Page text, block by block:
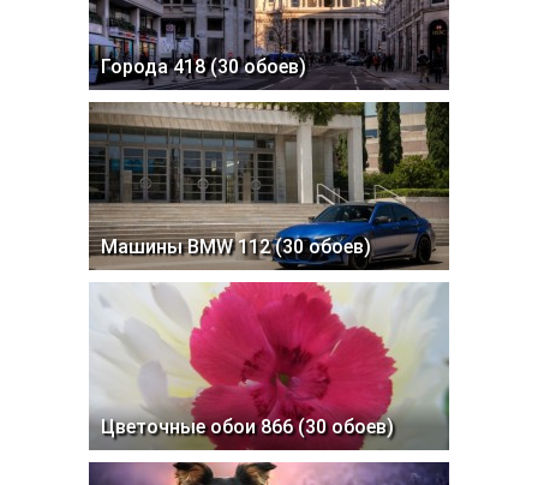
Города 417 (30 обоев)
Города 418 (30 обоев)
Машины BMW 112 (30 обоев)